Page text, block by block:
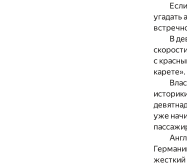
угадать
В
с
уже
жесткий